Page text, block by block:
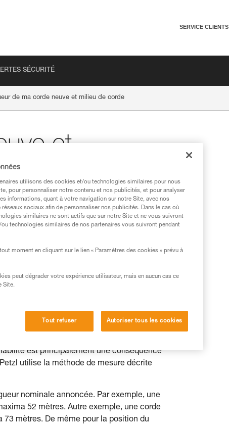
SERVICE CLIENTS
SÉCURITÉ
de ma corde neuve et milieu de corde
et
ce conseil avant de le
pour pouvoir
spécifique. Validez avec
sécurité, avant de la
Il peut en exister d’autres que
est principalement une conséquence
utilise la méthode de mesure décrite
nominale annoncée. Par exemple, une
52 mètres. Autre exemple, une corde
mètres. De même pour la position du
utilisons des cookies et/ou technologies similaires pour nous
pour personnaliser notre contenu et nos publicités, et pour analyser
informations, quant à votre navigation sur notre Site, avec nos
sociaux afin de personnaliser nos publicités. Dans le cas où
similaires ne sont actifs que sur notre Site et ne vous suivront
technologies similaires de nos partenaires vous suivront pendant
moment en cliquant sur le lien « Paramètres des cookies » prévu à
peut dégrader votre expérience utilisateur, mais en aucun cas ce
Site.
Tout refuser Autoriser tous les cookies